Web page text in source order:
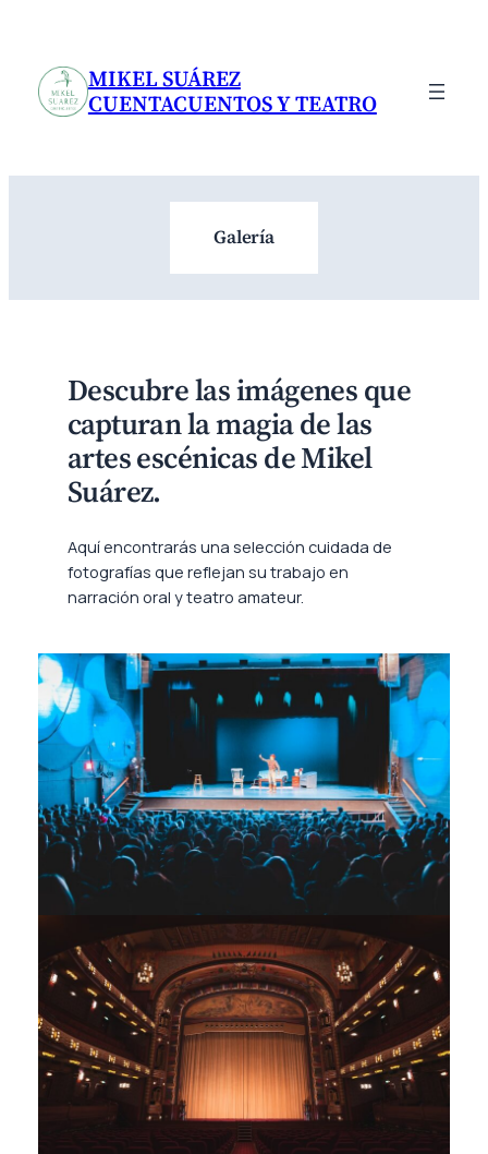
contenido MIKEL SUÁREZ
CUENTACUENTOS Y TEATRO
Galería
Descubre las imágenes que
capturan la magia de las
artes escénicas de Mikel
Suárez.
Aquí encontrarás una selección cuidada de
fotografías que reflejan su trabajo en
narración oral y teatro amateur.